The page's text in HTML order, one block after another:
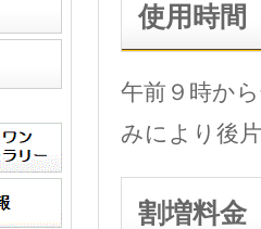
使用時間
午前９時か
みにより後
割増料金